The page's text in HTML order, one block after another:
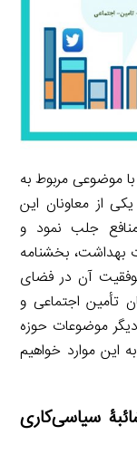
موضوعی مربوط به
از معاونان این
جلب نمود و
بهداشت، بخشنامه
آن در فضای
تأمین اجتماعی و
موضوعات حوزه
این موارد خواهیم
سیاسی‌کاری